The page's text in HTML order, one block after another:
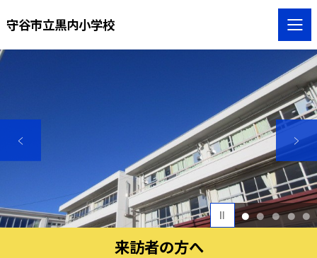
守谷市立黒内小学校
1 2 3 4 5
来訪者の方へ